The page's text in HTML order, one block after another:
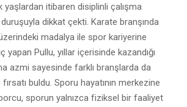
yaşlardan itibaren disiplinli çalışma
duruşuyla dikkat çekti. Karate branşında
madalya ile spor kariyerine
yapan Pullu, yıllar içerisinde kazandığı
azmi sayesinde farklı branşlarda da
buldu. Sporu hayatının merkezine
sporun yalnızca fiziksel bir faaliyet